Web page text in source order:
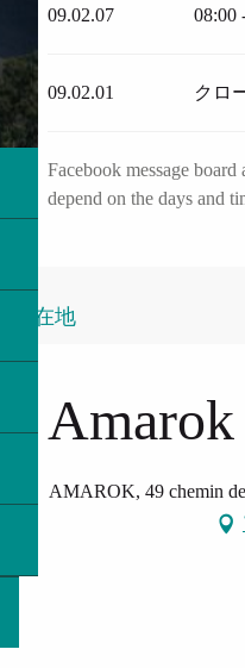
09.02.07 08:00
09.02.01 クロ
Facebook message
depend on the days and
所在地
AMAROK, 49 chemin